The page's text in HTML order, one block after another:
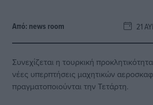
Από: news room 21
Συνεχίζεται η τουρκική
νέες υπερπτήσεις μαχητικών
πραγματοποιούνται την Τετάρτη.